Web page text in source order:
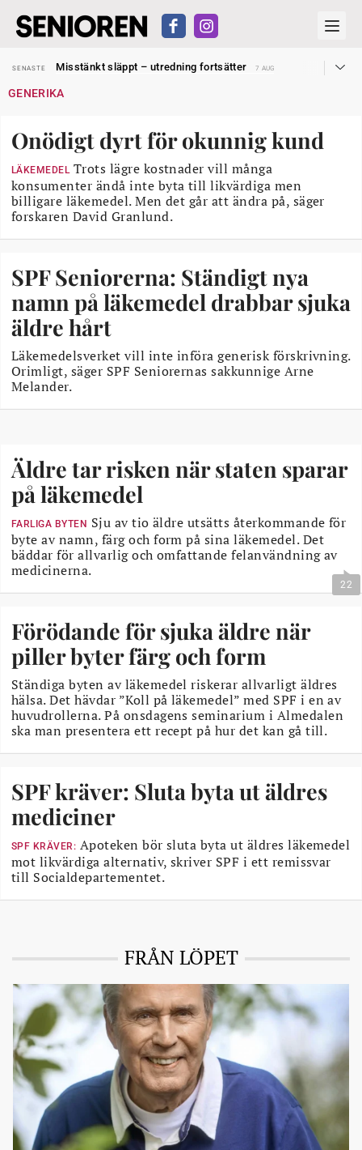
SENASTE
Misstänkt släppt – utredning fortsätter
7 AUG
SENASTE
Kravet: Nu måste 65-årsgränsen bort
SENASTE
Hyror rusar ifrån äldres bostadstillägg
28 JUL
SENASTE
Liten höjning av garantipensionen
27 JUL
SENASTE
Misstänkt släppt – utredning fortsätter
GENERIKA
Onödigt dyrt för okunnig kund
LÄKEMEDELTrots lägre kostnader vill många
konsumenter ändå inte byta till likvärdiga men
billigare läkemedel. Men det går att ändra på, säger
forskaren David Granlund.
SPF Seniorerna: Ständigt nya
namn på läkemedel drabbar sjuka
äldre hårt
Läkemedelsverket vill inte införa generisk förskrivning.
Orimligt, säger SPF Seniorernas sakkunnige Arne
Melander.
Äldre tar risken när staten sparar
på läkemedel
FARLIGA BYTEN Sju av tio äldre utsätts återkommande för
byte av namn, färg och form på sina läkemedel. Det
bäddar för allvarlig och omfattande felanvändning av
medicinerna.
22
Förödande för sjuka äldre när
piller byter färg och form
Ständiga byten av läkemedel riskerar allvarligt äldres
hälsa. Det hävdar ”Koll på läkemedel” med SPF i en av
huvudrollerna. På onsdagens seminarium i Almedalen
ska man presentera ett recept på hur det kan gå till.
SPF kräver: Sluta byta ut äldres
mediciner
SPF KRÄVER: Apoteken bör sluta byta ut äldres läkemedel
mot likvärdiga alternativ, skriver SPF i ett remissvar
till Socialdepartementet.
FRÅN LÖPET